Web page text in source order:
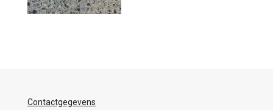
Contactgegevens